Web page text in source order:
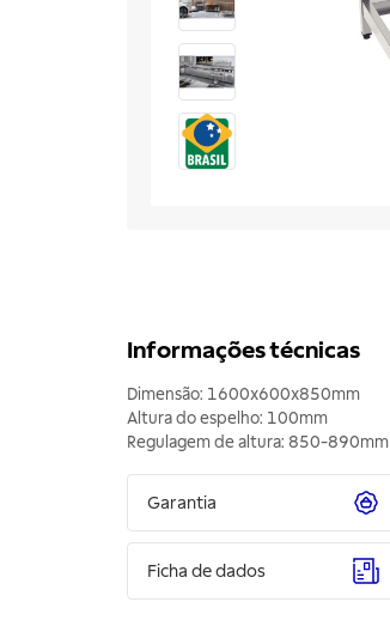
Informações técnicas
Dimensão: 1600x600x850mm
Altura do espelho: 100mm
Regulagem de altura: 850-890mm
Garantia
Ficha de dados